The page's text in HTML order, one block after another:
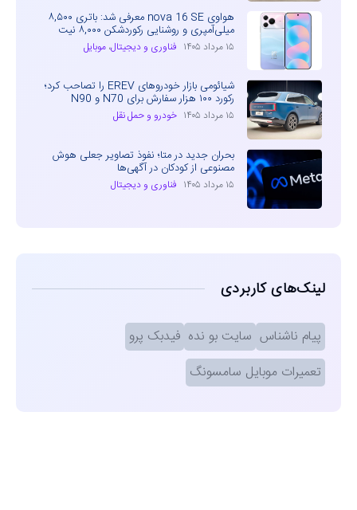
هواوی nova 16 SE معرفی شد: باتری ۸,۵۰۰
میلی‌آمپری و روشنایی رکوردشکن ۸,۰۰۰ نیت
۱۵ مرداد ۱۴۰۵ فناوری و دیجیتال، موبایل
شیائومی بازار خودروهای EREV را تصاحب کرد؛
رکورد ۱۰۰ هزار سفارش برای N70 و N90
۱۵ مرداد ۱۴۰۵ خودرو و حمل نقل
بحران جدید در متا؛ نفوذ تصاویر جعلی هوش
مصنوعی از کودکان در آگهی‌ها
۱۵ مرداد ۱۴۰۵ فناوری و دیجیتال
لینک‌های کاربردی
پیام ناشناس سایت بو نده فیدبک پرو
تعمیرات موبایل سامسونگ